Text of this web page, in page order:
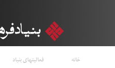
خانه فعالیتهای بنیاد